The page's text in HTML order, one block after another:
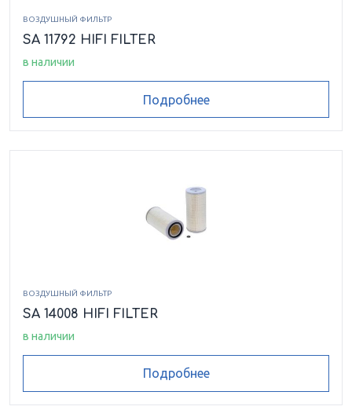
ВОЗДУШНЫЙ ФИЛЬТР
SA 11792 HIFI FILTER
в наличии
Подробнее
ВОЗДУШНЫЙ ФИЛЬТР
SA 14008 HIFI FILTER
в наличии
Подробнее